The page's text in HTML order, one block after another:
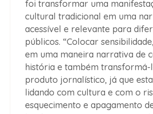
foi transformar uma
cultural tradicional em uma
acessível e relevante para
públicos. “Colocar
em uma maneira narrativa de
história e também transformá-
produto jornalístico, já que
lidando com cultura e com o
esquecimento e apagamento